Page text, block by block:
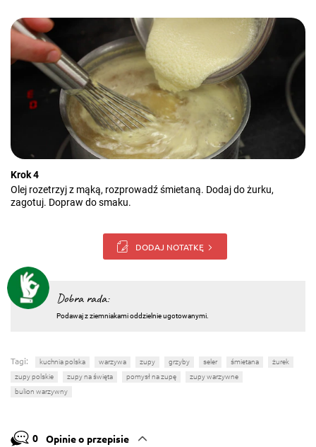
Krok 4
Olej rozetrzyj z mąką, rozprowadź śmietaną. Dodaj do żurku,
zagotuj. Dopraw do smaku.
DODAJ NOTATKĘ
Dobra rada:
Podawaj z ziemniakami oddzielnie ugotowanymi.
Tagi: kuchnia polska warzywa zupy grzyby seler śmietana
żurek
zupy polskie
zupy na święta pomysł na zupę
zupy warzywne
bulion warzywny
0 Opinie o przepisie